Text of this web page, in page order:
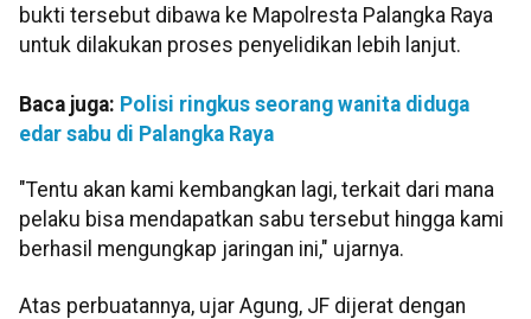
bukti tersebut dibawa ke Mapolresta Palangka Raya
untuk dilakukan proses penyelidikan lebih lanjut.
Baca juga: Polisi ringkus seorang wanita diduga
edar sabu di Palangka Raya
"Tentu akan kami kembangkan lagi, terkait dari mana
pelaku bisa mendapatkan sabu tersebut hingga kami
berhasil mengungkap jaringan ini," ujarnya.
Atas perbuatannya, ujar Agung, JF dijerat dengan